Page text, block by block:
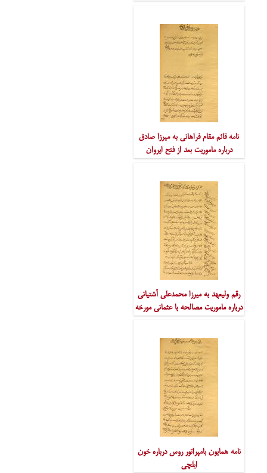
نامه قائم مقام فراهانی به میرزا صادق
درباره ماموریت بعد از فتح ایروان
رقم ولیعهد به میرزا محمدعلی آشتیانی
درباره ماموریت مصالحه با عثمانی مورخه
شوال ‎۱۲۳۸
نامه همایون بامپراتور روس درباره خون
ایلچی